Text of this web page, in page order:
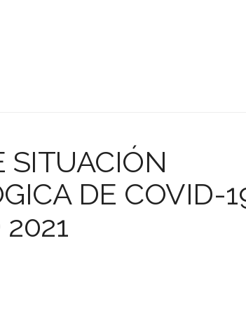
SITUACIÓN
DE COVID-